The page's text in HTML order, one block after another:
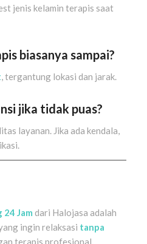
jenis kelamin terapis saat
biasanya sampai?
, tergantung lokasi dan jarak.
jika tidak puas?
layanan. Jika ada kendala,
24 Jam dari Halojasa adalah
ingin relaksasi tanpa
terapis profesional,